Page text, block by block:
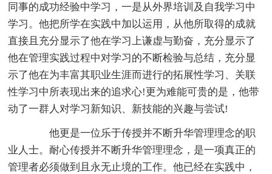
同事的成功经验中学习，一是从外界培训及自我学习中
学习。他把所学在实践中加以运用，从他所取得的成就
直接且充分显示了他在学习上谦虚与勤奋，充分显示了
他在管理实践过程中对学习的不断检验与总结，充分显
示了他在为丰富其职业生涯而进行的拓展性学习、关联
性学习中所表现出来的追求心!更为难能可贵的是，他带
动了一群人对学习新知识、新技能的兴趣与尝试!
他更是一位乐于传授并不断升华管理理念的职
业人士。耐心传授并不断升华管理理念，是一项真正的
管理者必须做到且永无止境的工作。他已经在实践中，